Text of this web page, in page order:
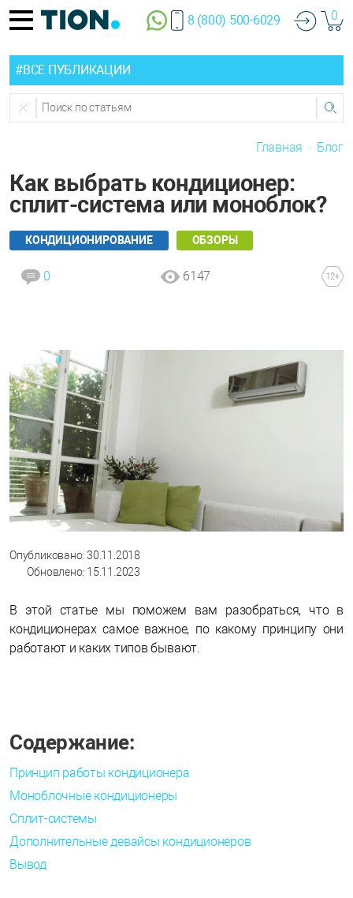
8 (800) 500-6029 0
#ВСЕ ПУБЛИКАЦИИ
Главная Блог
Как выбрать кондиционер:
сплит-система или моноблок?
КОНДИЦИОНИРОВАНИЕ ОБЗОРЫ
0 6147
Опубликовано: 30.11.2018
Обновлено: 15.11.2023
В этой статье мы поможем вам разобраться, что в
кондиционерах самое важное, по какому принципу они
работают и каких типов бывают.
Содержание:
Принцип работы кондиционера
Моноблочные кондиционеры
Сплит-системы
Дополнительные девайсы кондиционеров
Вывод